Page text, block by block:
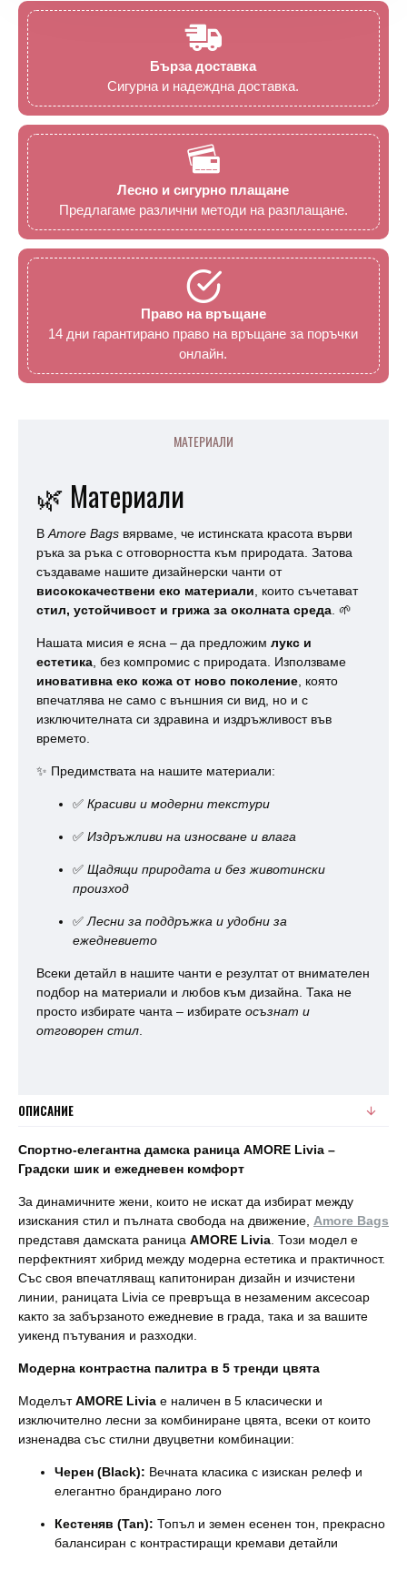
Бърза доставка
Сигурна и надеждна доставка.
Лесно и сигурно плащане
Предлагаме различни методи на разплащане.
Право на връщане
14 дни гарантирано право на връщане за поръчки
онлайн.
МАТЕРИАЛИ
🌿 Материали
В Amore Bags вярваме, че истинската красота върви
ръка за ръка с отговорността към природата. Затова
създаваме нашите дизайнерски чанти от
висококачествени еко материали , които съчетават
стил, устойчивост и грижа за околната среда . 🌱
Нашата мисия е ясна – да предложим лукс и
естетика , без компромис с природата. Използваме
иновативна еко кожа от ново поколение , която
впечатлява не само с външния си вид, но и с
изключителната си здравина и издръжливост във
времето.
✨ Предимствата на нашите материали:
✅ Красиви и модерни текстури
✅ Издръжливи на износване и влага
✅ Щадящи природата и без животински
произход
✅ Лесни за поддръжка и удобни за
ежедневието
Всеки детайл в нашите чанти е резултат от внимателен
подбор на материали и любов към дизайна. Така не
просто избирате чанта – избирате осъзнат и
отговорен стил
ОПИСАНИЕ
Спортно-елегантна дамска раница AMORE Livia –
Градски шик и ежедневен комфорт
За динамичните жени, които не искат да избират между
изискания стил и пълната свобода на движение, Amore Bags
представя дамската раница AMORE Livia . Този модел е
перфектният хибрид между модерна естетика и практичност.
Със своя впечатляващ капитониран дизайн и изчистени
линии, раницата Livia се превръща в незаменим аксесоар
както за забързаното ежедневие в града, така и за вашите
уикенд пътувания и разходки.
Модерна контрастна палитра в 5 тренди цвята
МоделътAMORE Livia е наличен в 5 класически и
изключително лесни за комбиниране цвята, всеки от които
изненадва със стилни двуцветни комбинации:
Черен (Black): Вечната класика с изискан релеф и
елегантно брандирано лого
Кестеняв (Tan): Топъл и земен есенен тон, прекрасно
балансиран с контрастиращи кремави детайли